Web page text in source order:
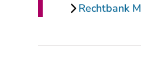
Rechtbank